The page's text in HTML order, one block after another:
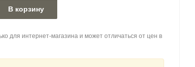
В корзину
для интернет-магазина и может отличаться от цен в